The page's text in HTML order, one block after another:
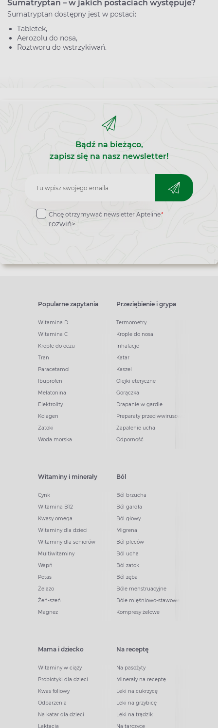
Sumatryptan – w jakich postaciach występuje?
Sumatryptan dostępny jest w postaci:
Tabletek,
Aerozolu do nosa,
Roztworu do wstrzykiwań.
Bądź na bieżąco,
zapisz się na nasz newsletter!
Zapisz
do
newslettera
Chcę otrzymywać newsletter Apteline*
rozwiń>
Popularne zapytania
Witamina D
Witamina C
Krople do oczu
Tran
Paracetamol
Ibuprofen
Melatonina
Elektrolity
Kolagen
Zatoki
Woda morska
Przeziębienie i grypa
Termometry
Krople do nosa
Inhalacje
Katar
Kaszel
Olejki eteryczne
Gorączka
Drapanie w gardle
Preparaty przeciwwirusowe
Zapalenie ucha
Odporność
Witaminy i minerały
Cynk
Witamina B12
Kwasy omega
Witaminy dla dzieci
Witaminy dla seniorów
Multiwitaminy
Wapń
Potas
Żelazo
Żeń-szeń
Magnez
Ból
Ból brzucha
Ból gardła
Ból głowy
Migrena
Ból pleców
Ból ucha
Ból zatok
Ból zęba
Bóle menstruacyjne
Bóle mięśniowo-stawowe
Kompresy żelowe
Mama i dziecko
Witaminy w ciąży
Probiotyki dla dzieci
Kwas foliowy
Odparzenia
Na katar dla dzieci
Laktacja
Na receptę
Na pasożyty
Minerały na receptę
Leki na cukrzycę
Leki na grzybicę
Leki na trądzik
Na tarczycę